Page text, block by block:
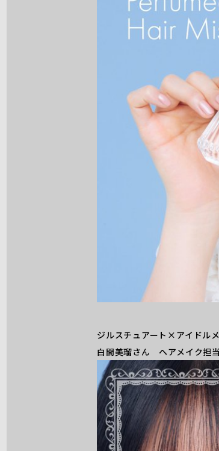
ジルスチュアート×アイドル
白間美瑠さん ヘアメイク担当